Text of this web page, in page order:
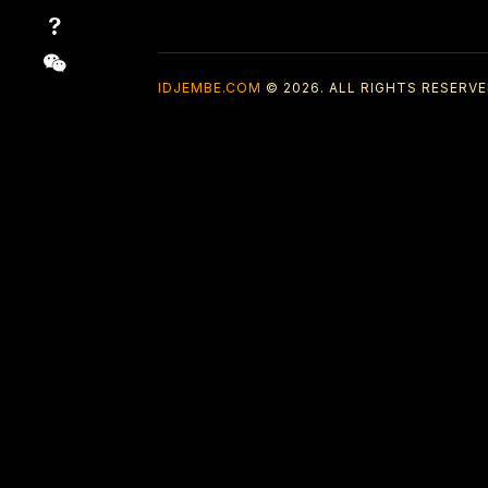
IDJEMBE.COM © 2026. ALL RIGHTS